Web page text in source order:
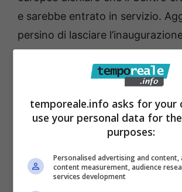
e sarebbe entrato in servizio.
persino di lasciare
del voto elettorale per non
Perché l’ “inevitabile scelta” di
“Circa 750mila euro di
Tac, due ecografi e un
Comune di Gaeta e altrettante
migliaia di euro sono stati spesi
temporeale.info asks for your
use your personal data for
purposes:
Personalised advertising and content,
content measurement, audience
services development